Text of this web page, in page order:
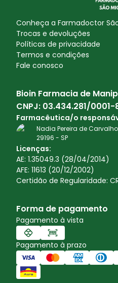
Conheça a Farmadoctor
Trocas e devoluções
Políticas de privacidade
Termos e condições
Fale conosco
Bioin Farmacia de
CNPJ: 03.434.281/0001-
Farmacêutica/o
Nadia Pereira de Carvalho
29196 - SP
Licenças:
AE: 1.35049.3 (28/04/2014)
AFE: 11613 (20/12/2002)
Certidão de Regularidade:
Forma de pagamento
Pagamento à vista
Pagamento à prazo